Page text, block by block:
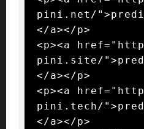
pini.net/
</a></p>
<p><a
pini.site/
</a></p>
<p><a
pini.tech/
</a></p>